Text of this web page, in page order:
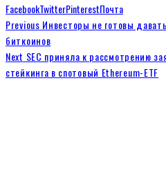
FacebookTwitterPinterestПочта
Previous Инвесторы не готовы
биткоинов
Next SEC приняла к рассмотрению
стейкинга в спотовый Ethereum-ETF